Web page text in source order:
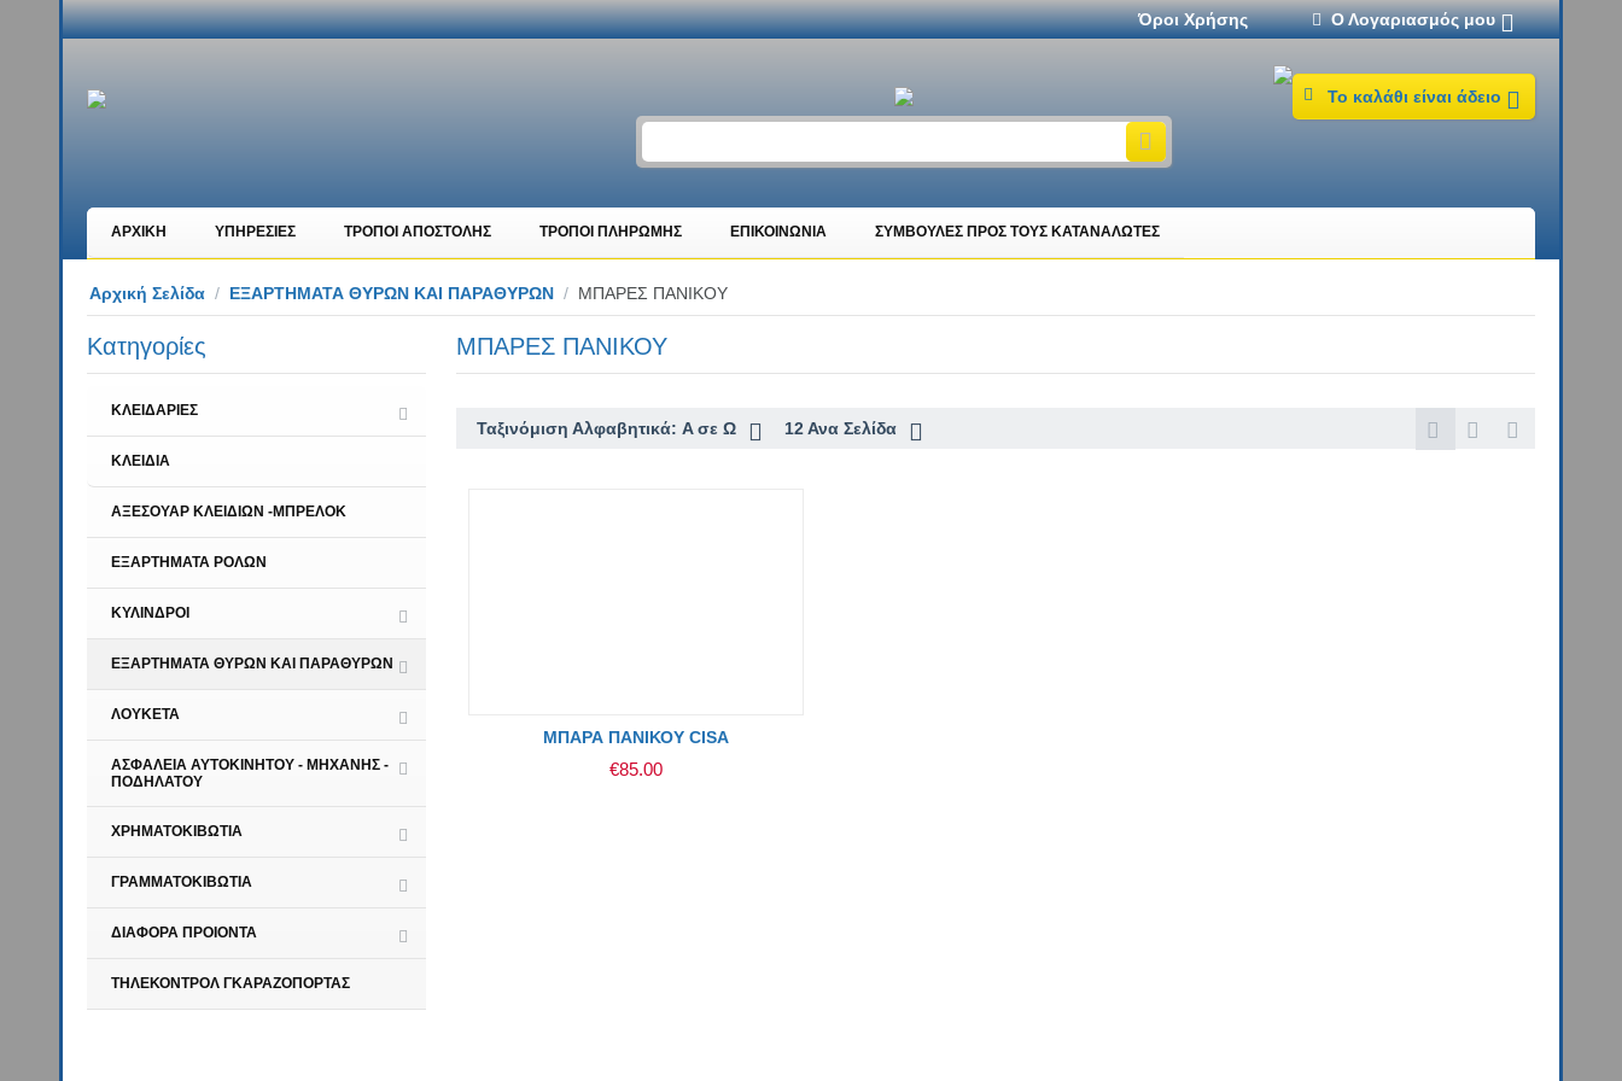
Ο Λογαριασμός μου
Όροι Χρήσης
Το καλάθι είναι άδειο
ΑΡΧΙΚΗ ΥΠΗΡΕΣΙΕΣ ΤΡΟΠΟΙ ΑΠΟΣΤΟΛΗΣ ΤΡΟΠΟΙ ΠΛΗΡΩΜΗΣ ΕΠΙΚΟΙΝΩΝΙΑ ΣΥΜΒΟΥΛΕΣ ΠΡΟΣ ΤΟΥΣ ΚΑΤΑΝΑΛΩΤΕΣ
Αρχική Σελίδα / ΕΞΑΡΤΗΜΑΤΑ ΘΥΡΩΝ ΚΑΙ ΠΑΡΑΘΥΡΩΝ / ΜΠΑΡΕΣ ΠΑΝΙΚΟΥ
Κατηγορίες
ΚΛΕΙΔΑΡΙΕΣ
ΚΛΕΙΔΙΑ
ΑΞΕΣΟΥΑΡ ΚΛΕΙΔΙΩΝ -ΜΠΡΕΛΟΚ
ΕΞΑΡΤΗΜΑΤΑ ΡΟΛΩΝ
ΚΥΛΙΝΔΡΟΙ
ΕΞΑΡΤΗΜΑΤΑ ΘΥΡΩΝ ΚΑΙ ΠΑΡΑΘΥΡΩΝ
ΛΟΥΚΕΤΑ
ΑΣΦΑΛΕΙΑ ΑΥΤΟΚΙΝΗΤΟΥ - ΜΗΧΑΝΗΣ -
ΠΟΔΗΛΑΤΟΥ
ΧΡΗΜΑΤΟΚΙΒΩΤΙΑ
ΓΡΑΜΜΑΤΟΚΙΒΩΤΙΑ
ΔΙΑΦΟΡΑ ΠΡΟΙΟΝΤΑ
ΤΗΛΕΚΟΝΤΡΟΛ ΓΚΑΡΑΖΟΠΟΡΤΑΣ
ΜΠΑΡΕΣ ΠΑΝΙΚΟΥ
Ταξινόμιση Αλφαβητικά: A σε Ω 12 Ανα Σελίδα
ΜΠΑΡΑ ΠΑΝΙΚΟΥ CISA
€85.00